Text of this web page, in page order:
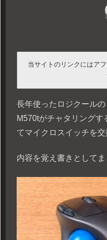
当サイトのリンクにはア
長年使ったロジクールの
M570tがチャタリング
てマイクロスイッチを交
内容を覚え書きとしてま